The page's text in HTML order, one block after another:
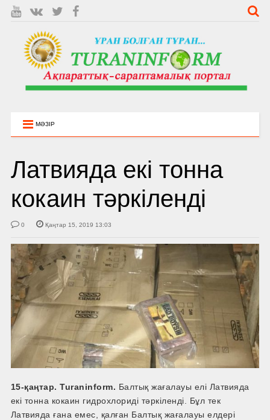
МӘЗІР
Латвияда екі тонна
кокаин тәркіленді
0 Қаңтар 15, 2019 13:03
15-қаңтар. Turaninform. Балтық жағалауы елі Латвияда
екі тонна кокаин гидрохлориді тәркіленді. Бұл тек
Латвияда ғана емес, қалған Балтық жағалауы елдері